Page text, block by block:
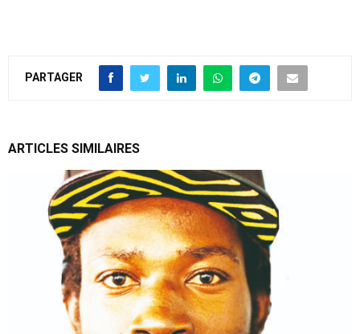
PARTAGER
ARTICLES SIMILAIRES